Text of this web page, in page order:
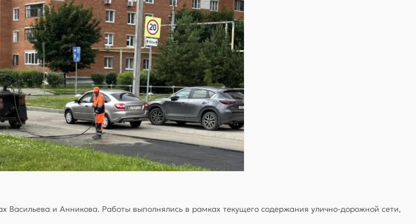
и Анникова. Работы выполнялись в рамках текущего содержания улично-дорожной сети,